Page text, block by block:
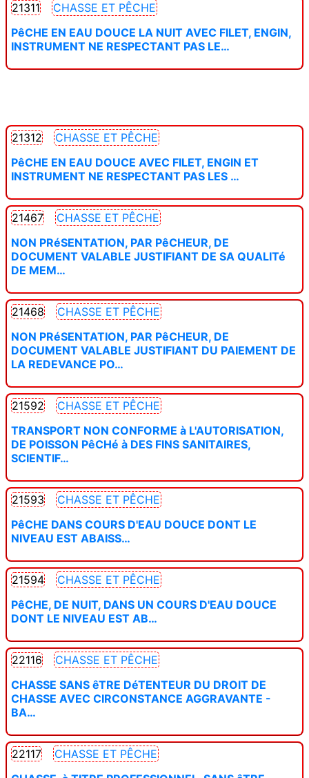
21311
CHASSE ET PÊCHE
PêCHE EN EAU DOUCE LA NUIT AVEC FILET, ENGIN,
INSTRUMENT NE RESPECTANT PAS LE…
21312
CHASSE ET PÊCHE
PêCHE EN EAU DOUCE AVEC FILET, ENGIN ET
INSTRUMENT NE RESPECTANT PAS LES …
21467
CHASSE ET PÊCHE
NON PRéSENTATION, PAR PêCHEUR, DE
DOCUMENT VALABLE JUSTIFIANT DE SA QUALITé
DE MEM…
21468
CHASSE ET PÊCHE
NON PRéSENTATION, PAR PêCHEUR, DE
DOCUMENT VALABLE JUSTIFIANT DU PAIEMENT DE
LA REDEVANCE PO…
21592
CHASSE ET PÊCHE
TRANSPORT NON CONFORME à L'AUTORISATION,
DE POISSON PêCHé à DES FINS SANITAIRES,
SCIENTIF…
21593
CHASSE ET PÊCHE
PêCHE DANS COURS D'EAU DOUCE DONT LE
NIVEAU EST ABAISS…
21594
CHASSE ET PÊCHE
PêCHE, DE NUIT, DANS UN COURS D'EAU DOUCE
DONT LE NIVEAU EST AB…
22116
CHASSE ET PÊCHE
CHASSE SANS êTRE DéTENTEUR DU DROIT DE
CHASSE AVEC CIRCONSTANCE AGGRAVANTE -
BA…
22117
CHASSE ET PÊCHE